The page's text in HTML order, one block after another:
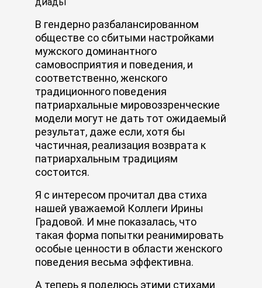
В гендерно разбалансированном
обществе со сбитыми настройками
мужского доминантного
самовосприятия и поведения, и
соответственно, женского
традиционного поведения
патриархальные мировоззренческие
модели могут не дать тот ожидаемый
результат, даже если, хотя бы
частичная, реализация возврата к
патриархальным традициям
состоится.
Я с интересом прочитал два стиха
нашей уважаемой Коллеги Ирины
Градовой. И мне показалась, что
такая форма попытки реанимировать
особые ценности в области женского
поведения весьма эффективна.
А теперь я поделюсь этими стихами